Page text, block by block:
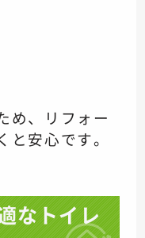
め、リフォー
安心です。
なトイレ